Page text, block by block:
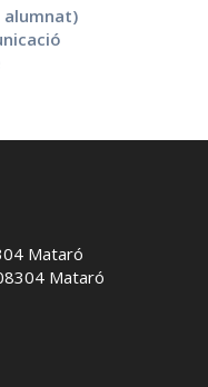
alumnat)
Mataró
Mataró